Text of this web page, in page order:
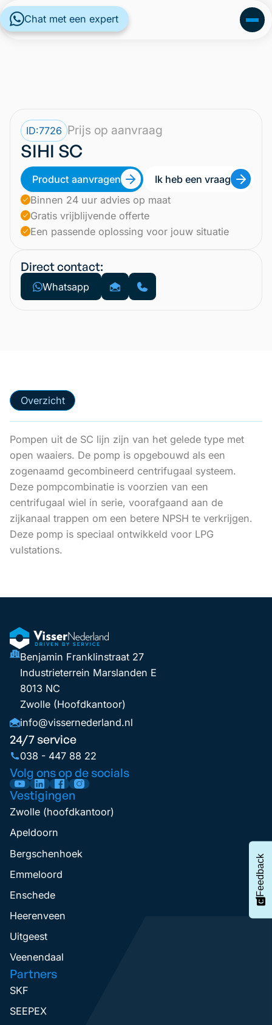
ID:7726 Prijs op aanvraag
SIHI SC
Product aanvragen
Ik heb een vraag
Binnen 24 uur advies op maat
Gratis vrijblijvende offerte
Een passende oplossing voor jouw situatie
Direct contact:
Whatsapp
Overzicht
Pompen uit de SC lijn zijn van het gelede type met
open waaiers. De pomp is opgebouwd als een
zogenaamd gecombineerd centrifugaal systeem.
Deze pompcombinatie is voorzien van een
centrifugaal wiel in serie, voorafgaand aan de
zijkanaal trappen om een betere NPSH te verkrijgen.
Deze pomp is speciaal ontwikkeld voor LPG
vulstations.
Benjamin Franklinstraat 27
Industrieterrein Marslanden E
8013 NC
Zwolle (Hoofdkantoor)
info@vissernederland.nl
24/7 service
038 - 447 88 22
Volg ons op de socials
Vestigingen
Zwolle (hoofdkantoor)
Apeldoorn
Bergschenhoek
Emmeloord
Enschede
Heerenveen
Uitgeest
Veenendaal
Partners
SKF
SEEPEX
Chat met een expert
Feedback